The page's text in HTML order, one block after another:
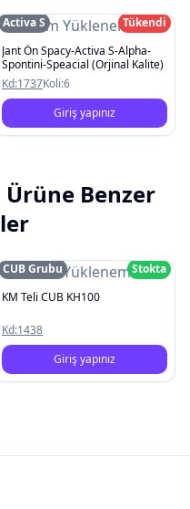
Resim Yüklenemedi
Activa S
Tükendi
Jant Ön Spacy-Activa S-Alpha-
Spontini-Speacial (Orjinal Kalite)
Kd:1737Koli:6
Giriş yapınız
Benzer
Resim Yüklenemedi
CUB Grubu
Stokta
KM Teli CUB KH100
Kd:1438
Giriş yapınız